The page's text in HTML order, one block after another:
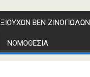
ΒΕΝ ΖΙΝΟΠΩΛΩΝ
ΝΟΜΟΘΕΣΙΑ